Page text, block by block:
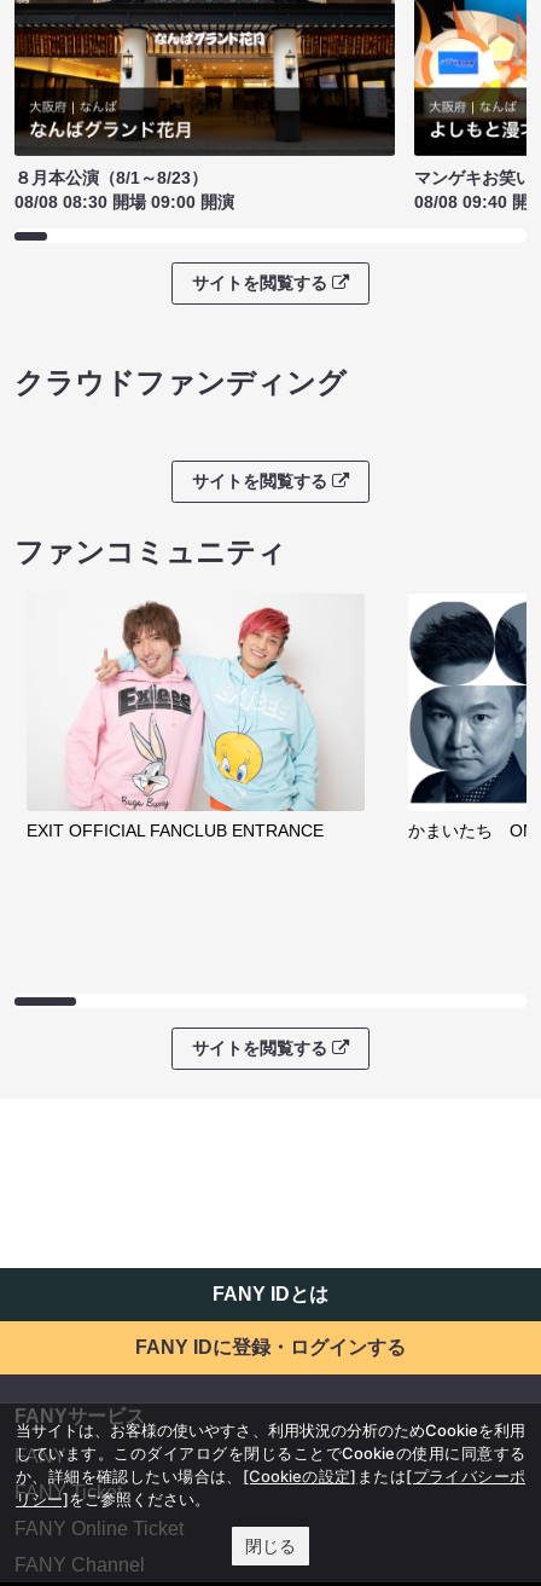
８月本公演（8/1～8/23）
08/08 08:30 開場 09:00 開演
マンゲキお笑い
08/08 09:40 開
サイトを閲覧する
クラウドファンディング
サイトを閲覧する
ファンコミュニティ
EXIT OFFICIAL FANCLUB ENTRANCE かまいたち
サイトを閲覧する
FANY IDとは
FANY IDに登録・ログインする
FANYサービス
FANY
FANY Ticket
FANY Online Ticket
FANY Channel
当サイトは、お客様の使いやすさ、利用状況の分析のためCookieを利用
しています。このダイアログを閉じることでCookieの使用に同意する
か、詳細を確認したい場合は、 [Cookieの設定] または[プライバシーポ
リシー]をご参照ください。
閉じる